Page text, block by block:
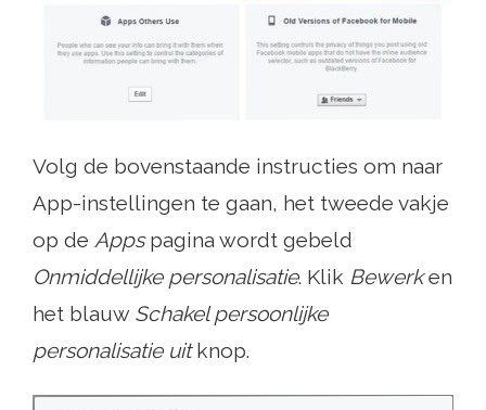
Volg de bovenstaande instructies om naar
App-instellingen te gaan, het tweede vakje
op de Appspagina wordt gebeld
Onmiddellijke personalisatie. Klik Bewerken
het blauw Schakel persoonlijke
personalisatie uitknop.